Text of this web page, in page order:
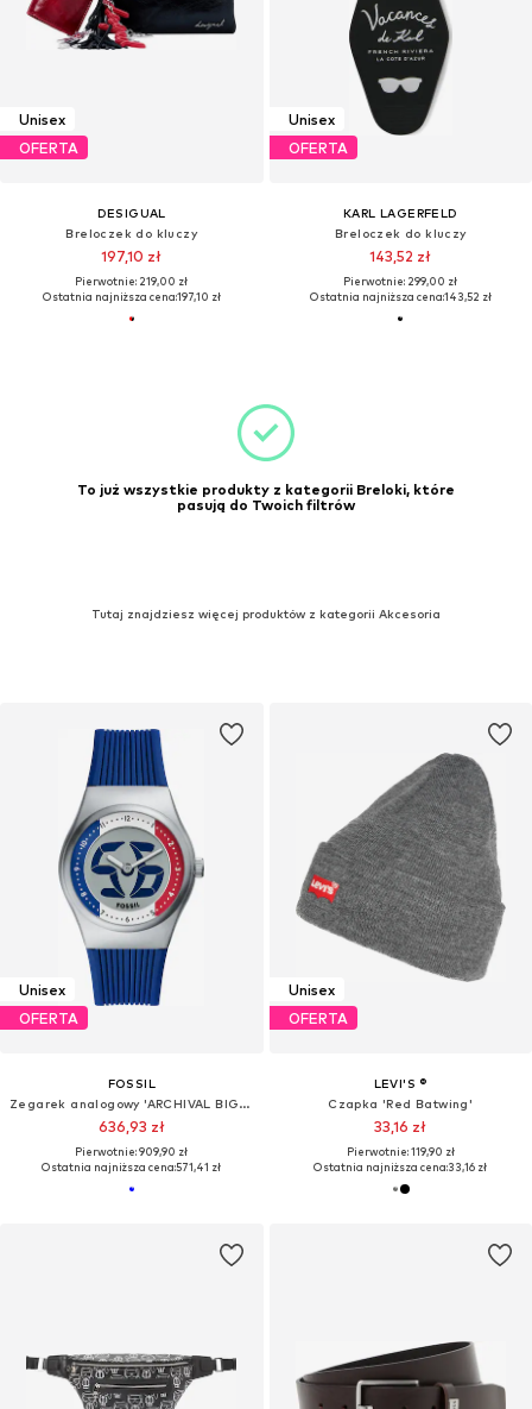
Unisex
OFERTA
DESIGUAL
Breloczek do kluczy
197,10 zł
Pierwotnie: 219,00 zł
Ostatnia najniższa cena:197,10 zł
Unisex
OFERTA
KARL LAGERFELD
Breloczek do kluczy
143,52 zł
Pierwotnie: 299,00 zł
Ostatnia najniższa cena:143,52 zł
To już wszystkie produkty z kategorii Breloki, które
pasują do Twoich filtrów
Tutaj znajdziesz więcej produktów z kategorii Akcesoria
Unisex
OFERTA
FOSSIL
Zegarek analogowy 'ARCHIVAL BIG TIC - France'
636,93 zł
Pierwotnie: 909,90 zł
Ostatnia najniższa cena:571,41 zł
Unisex
OFERTA
LEVI'S ®
Czapka 'Red Batwing'
33,16 zł
Pierwotnie: 119,90 zł
Ostatnia najniższa cena:33,16 zł